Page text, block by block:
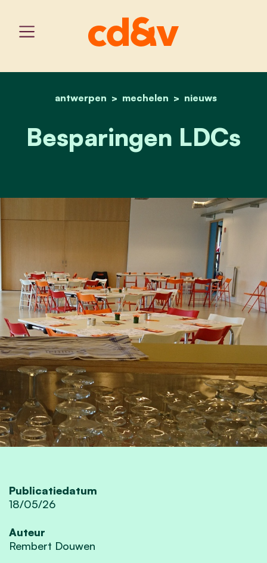
home
antwerpen mechelen nieuws
besparingen ldcs
Besparingen LDCs
Publicatiedatum
18/05/26
Auteur
Rembert Douwen